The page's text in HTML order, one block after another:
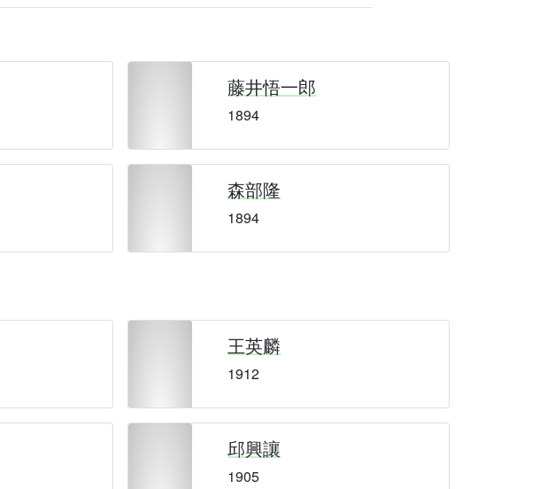
藤井悟一郎
1894
森部隆
1894
王英麟
1912
邱興讓
1905